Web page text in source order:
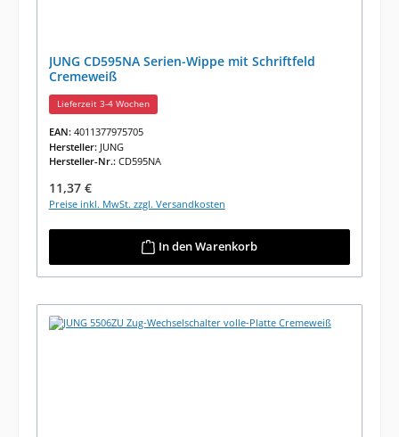
JUNG CD595NA Serien-Wippe mit Schriftfeld
Cremeweiß
Lieferzeit 3-4 Wochen
EAN: 4011377975705
Hersteller: JUNG
Hersteller-Nr.: CD595NA
Regulärer Preis:
11,37 €
Preise inkl. MwSt. zzgl. Versandkosten
In den Warenkorb